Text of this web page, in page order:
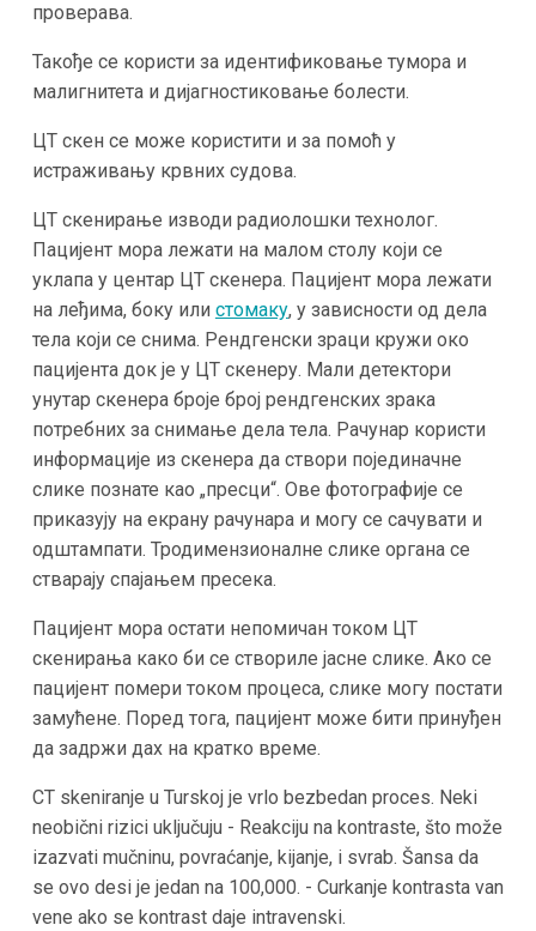
проверава.
Такође се користи за идентификовање тумора и
малигнитета и дијагностиковање болести.
ЦТ скен се може користити и за помоћ у
истраживању крвних судова.
ЦТ скенирање изводи радиолошки технолог.
Пацијент мора лежати на малом столу који се
уклапа у центар ЦТ скенера. Пацијент мора лежати
на леђима, боку или стомаку, у зависности од дела
тела који се снима. Рендгенски зраци кружи око
пацијента док је у ЦТ скенеру. Мали детектори
унутар скенера броје број рендгенских зрака
потребних за снимање дела тела. Рачунар користи
информације из скенера да створи појединачне
слике познате као „пресци“. Ове фотографије се
приказују на екрану рачунара и могу се сачувати и
одштампати. Тродимензионалне слике органа се
стварају спајањем пресека.
Пацијент мора остати непомичан током ЦТ
скенирања како би се створиле јасне слике. Ако се
пацијент помери током процеса, слике могу постати
замућене. Поред тога, пацијент може бити принуђен
да задржи дах на кратко време.
CT skeniranje u Turskoj je vrlo bezbedan proces. Neki
neobični rizici uključuju - Reakciju na kontraste, što može
izazvati mučninu, povraćanje, kijanje, i svrab. Šansa da
se ovo desi je jedan na 100,000. - Curkanje kontrasta van
vene ako se kontrast daje intravenski.